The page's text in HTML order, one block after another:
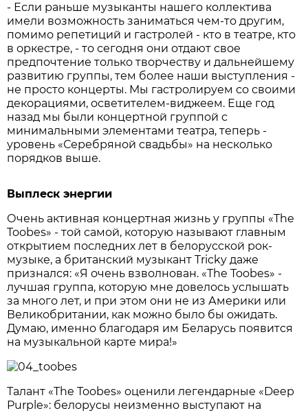
- Если раньше музыканты нашего коллектива
имели возможность заниматься чем-то другим,
помимо репетиций и гастролей - кто в театре, кто
в оркестре, - то сегодня они отдают свое
предпочтение только творчеству и дальнейшему
развитию группы, тем более наши выступления -
не просто концерты. Мы гастролируем со своими
декорациями, осветителем-виджеем. Еще год
назад мы были концертной группой с
минимальными элементами театра, теперь -
уровень «Серебряной свадьбы» на несколько
порядков выше.
Выплеск энергии
Очень активная концертная жизнь у группы «The
Toobes» - той самой, которую называют главным
открытием последних лет в белорусской рок-
музыке, а британский музыкант Tricky даже
признался: «Я очень взволнован. «The Toobes» -
лучшая группа, которую мне довелось услышать
за много лет, и при этом они не из Америки или
Великобритании, как можно было бы ожидать.
Думаю, именно благодаря им Беларусь появится
на музыкальной карте мира!»
Талант «The Toobes» оценили легендарные «Deep
Purple»: белорусы неизменно выступают на